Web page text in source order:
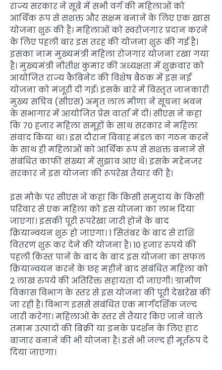
राज्य सरकार ने सूबे में सभी वर्ग की महिलाओं को
आर्थिक रूप से सशक्त और सक्षम बनाने के लिए एक खास
योजना शुरू की है। महिलाओं को स्वरोजगार प्रदान करने
के लिए पहली बार इस तरह की योजना शुरू की गई है।
इसका नाम मुख्यमंत्री महिला रोजगार योजना रखा गया
है। मुख्यमंत्री नीतीश कुमार की अध्यक्षता में शुक्रवार को
आयोजित राज्य कैबिनेट की विशेष बैठक में इस नई
योजना को मंजूरी दी गई। इसके बारे में विस्तृत जानकारी
मुख्य सचिव (सीएस) अमृत लाल मीणा ने सूचना भवन
के सभागार में आयोजित प्रेस वार्ता में दी। सीएस ने कहा
कि 70 हजार महिला समूहों के साथ सरकार ने महिला
संवाद किया था। इस दौरान विवाह मंडल का गठन करने
के साथ ही महिलाओं को आर्थिक रूप से सशक्त बनाने से
संबंधित काफी संख्या में सुझाव आए थे। इसके मद्देनजर
सरकार ने इस योजना की रूपरेख तैयार की है।
इस मौके पर सीएस ने कहा कि किसी समुदाय के किसी
परिवार से एक महिला को इस योजना का लाभ दिया
जाएगा। इसकी पूरी रूपरेखा जारी होने के बाद
क्रियान्वयन शुरू हो जाएगा। 1 सितंबर के बाद से राशि
वितरण शुरू कर देने की योजना है। 10 हजार रुपये की
पहली किस्त पाने के बाद के बाद इस योजना का सफल
क्रियान्वयन करने के छह महीने बाद संबंधित महिला को
2 लाख रुपये की अतिरिक्त सहायता दी जाएगी। ग्रामीण
विकास विभाग के स्तर से इस योजना की पूरी देखरेख की
जा रही है। विभाग इससे संबंधित एक मार्गदर्शिक जल्द
जारी करेगा। महिलाओं के स्तर से तैयार किए जाने वाले
तमाम उत्पादों की बिक्री या इनके प्रदर्शन के लिए हाट
बाजार बनाने की भी योजना है। इसे भी जल्द ही मूर्तरूप दे
दिया जाएगा।